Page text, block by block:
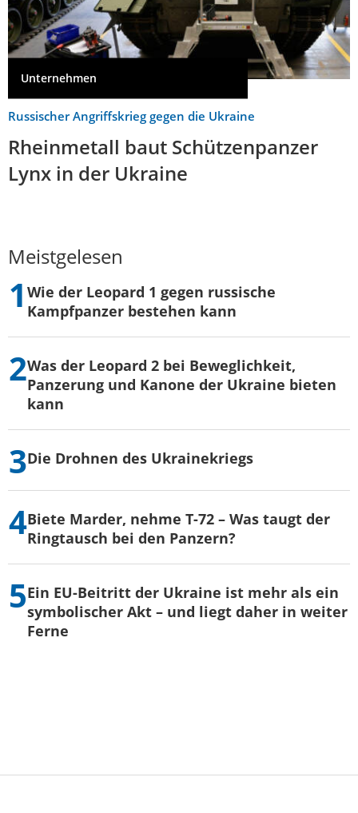
Unternehmen
Russischer Angriffskrieg gegen die Ukraine
Rheinmetall baut Schützenpanzer
Lynx in der Ukraine
Meistgelesen
Wie der Leopard 1 gegen russische
Kampfpanzer bestehen kann
Was der Leopard 2 bei Beweglichkeit,
Panzerung und Kanone der Ukraine bieten
kann
Die Drohnen des Ukrainekriegs
Biete Marder, nehme T-72 – Was taugt der
Ringtausch bei den Panzern?
Ein EU-Beitritt der Ukraine ist mehr als ein
symbolischer Akt – und liegt daher in weiter
Ferne